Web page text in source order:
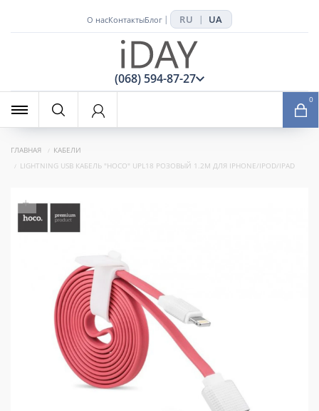
О насКонтактыБлог | RU | UA
(068) 594-87-27
0
ГЛАВНАЯ
КАБЕЛИ
LIGHTNING USB КАБЕЛЬ "HOCO" UPL18 РОЗОВЫЙ 1.2M ДЛЯ IPHONE/IPOD/IPAD
+